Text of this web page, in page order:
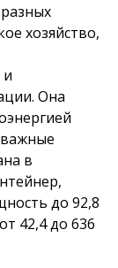
хозяйство,
Она
в
до 92,8
42,4 до 636